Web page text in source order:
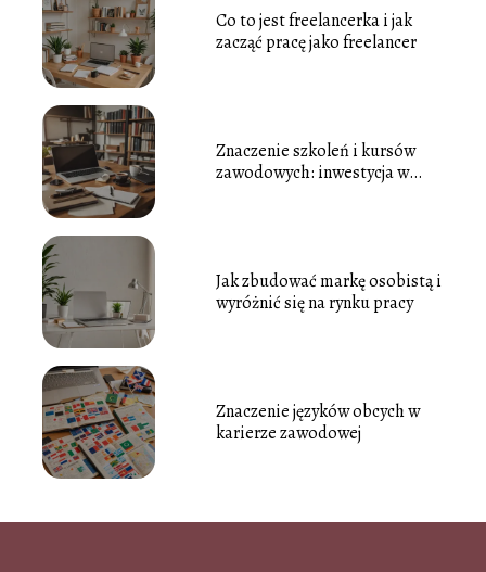
Co to jest freelancerka i jak
zacząć pracę jako freelancer
Znaczenie szkoleń i kursów
zawodowych: inwestycja w
Jak zbudować markę osobistą i
wyróżnić się na rynku pracy
Znaczenie języków obcych w
karierze zawodowej